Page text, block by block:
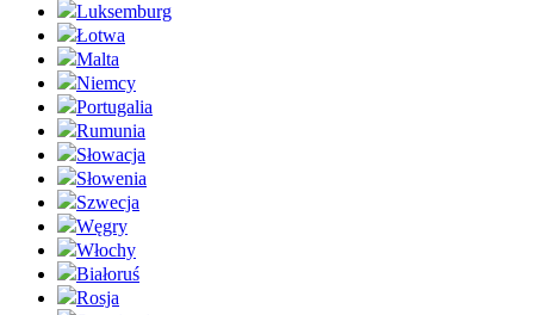
Luksemburg
Łotwa
Malta
Niemcy
Portugalia
Rumunia
Słowacja
Słowenia
Szwecja
Węgry
Włochy
Białoruś
Rosja